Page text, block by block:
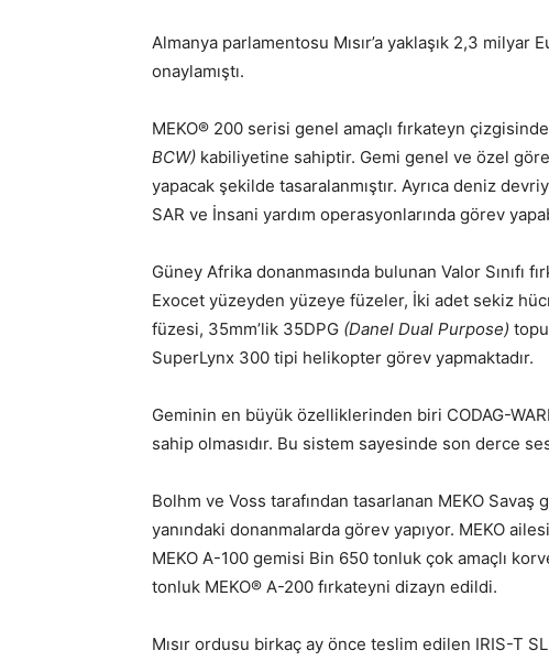
Almanya parlamentosu Mısır’a yaklaşık 2,3 milyar
onaylamıştı.
MEKO® 200 serisi genel amaçlı fırkateyn
BCW) kabiliyetine sahiptir. Gemi genel ve özel
yapacak şekilde tasaralanmıştır. Ayrıca deniz
SAR ve İnsani yardım operasyonlarında görev
Güney Afrika donanmasında bulunan Valor Sınıfı
Exocet yüzeyden yüzeye füzeler, İki adet sekiz
füzesi, 35mm’lik 35DPG (Danel Dual Purpose)
SuperLynx 300 tipi helikopter görev yapmaktadır.
Geminin en büyük özelliklerinden biri CODAG-
sahip olmasıdır. Bu sistem sayesinde son derce
Bolhm ve Voss tarafından tasarlanan MEKO
yanındaki donanmalarda görev yapıyor. MEKO
MEKO A-100 gemisi Bin 650 tonluk çok amaçlı
tonluk MEKO® A-200 fırkateyni dizayn edildi.
Mısır ordusu birkaç ay önce teslim edilen IRIS-T